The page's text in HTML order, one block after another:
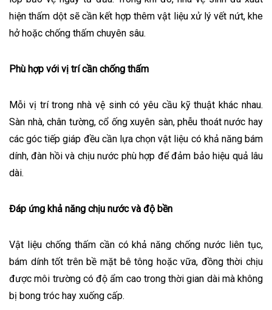
hiện thấm dột sẽ cần kết hợp thêm vật liệu xử lý vết nứt, khe
hở hoặc chống thấm chuyên sâu.
Phù hợp với vị trí cần chống thấm
Mỗi vị trí trong nhà vệ sinh có yêu cầu kỹ thuật khác nhau.
Sàn nhà, chân tường, cổ ống xuyên sàn, phễu thoát nước hay
các góc tiếp giáp đều cần lựa chọn vật liệu có khả năng bám
dính, đàn hồi và chịu nước phù hợp để đảm bảo hiệu quả lâu
dài.
Đáp ứng khả năng chịu nước và độ bền
Vật liệu chống thấm cần có khả năng chống nước liên tục,
bám dính tốt trên bề mặt bê tông hoặc vữa, đồng thời chịu
được môi trường có độ ẩm cao trong thời gian dài mà không
bị bong tróc hay xuống cấp.